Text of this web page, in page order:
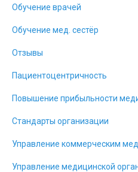
Обучение врачей
Обучение мед. сестёр
Отзывы
Пациентоцентричность
Повышение прибыльности
Стандарты организации
Управление коммерческим
Управление медицинской